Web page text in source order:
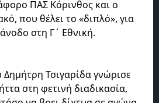
ΠΑΣ Κόρινθος και ο
που θέλει το «διπλό», για
στη Γ΄ Εθνική.
Τσιγαρίδα γνώρισε
στη φετινή διαδικασία,